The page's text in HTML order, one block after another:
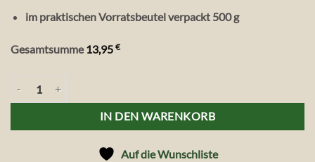
im praktischen Vorratsbeutel verpackt 500 g
Gesamtsumme 13,95 €
IN DEN WARENKORB
Auf die Wunschliste